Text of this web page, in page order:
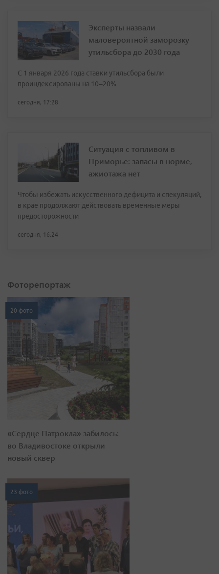
Эксперты назвали
маловероятной заморозку
утильсбора до 2030 года
С 1 января 2026 года ставки утильсбора были
проиндексированы на 10–20%
сегодня, 17:28
Ситуация с топливом в
Приморье: запасы в норме,
ажиотажа нет
Чтобы избежать искусственного дефицита и спекуляций,
в крае продолжают действовать временные меры
предосторожности
сегодня, 16:24
Фоторепортаж
20 фото
«Сердце Патрокла» забилось:
во Владивостоке открыли
новый сквер
23 фото